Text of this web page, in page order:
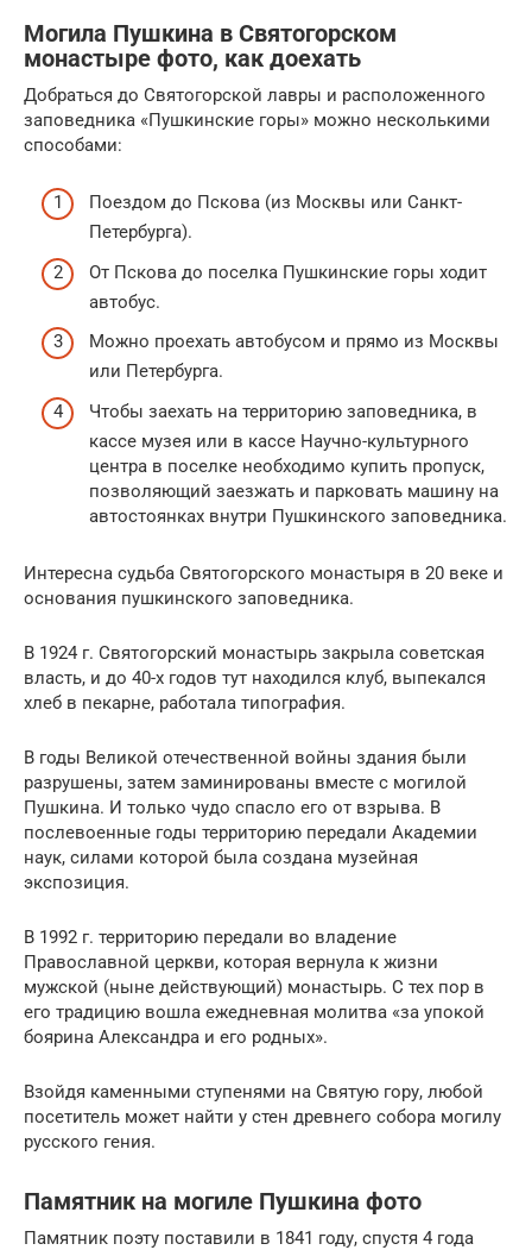
Могила Пушкина в Святогорском
монастыре фото, как доехать
Добраться до Святогорской лавры и расположенного
заповедника «Пушкинские горы» можно несколькими
способами:
Поездом до Пскова (из Москвы или Санкт-
Петербурга).
От Пскова до поселка Пушкинские горы ходит
автобус.
Можно проехать автобусом и прямо из Москвы
или Петербурга.
Чтобы заехать на территорию заповедника, в
кассе музея или в кассе Научно-культурного
центра в поселке необходимо купить пропуск,
позволяющий заезжать и парковать машину на
автостоянках внутри Пушкинского заповедника.
Интересна судьба Святогорского монастыря в 20 веке и
основания пушкинского заповедника.
В 1924 г. Святогорский монастырь закрыла советская
власть, и до 40-х годов тут находился клуб, выпекался
хлеб в пекарне, работала типография.
В годы Великой отечественной войны здания были
разрушены, затем заминированы вместе с могилой
Пушкина. И только чудо спасло его от взрыва. В
послевоенные годы территорию передали Академии
наук, силами которой была создана музейная
экспозиция.
В 1992 г. территорию передали во владение
Православной церкви, которая вернула к жизни
мужской (ныне действующий) монастырь. С тех пор в
его традицию вошла ежедневная молитва «за упокой
боярина Александра и его родных».
Взойдя каменными ступенями на Святую гору, любой
посетитель может найти у стен древнего собора могилу
русского гения.
Памятник на могиле Пушкина фото
Памятник поэту поставили в 1841 году, спустя 4 года